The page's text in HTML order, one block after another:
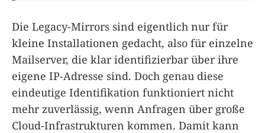
Die Legacy-Mirrors sind eigentlich nur für
kleine Installationen gedacht, also für einzelne
Mailserver, die klar identifizierbar über ihre
eigene IP-Adresse sind. Doch genau diese
eindeutige Identifikation funktioniert nicht
mehr zuverlässig, wenn Anfragen über große
Cloud-Infrastrukturen kommen. Damit kann